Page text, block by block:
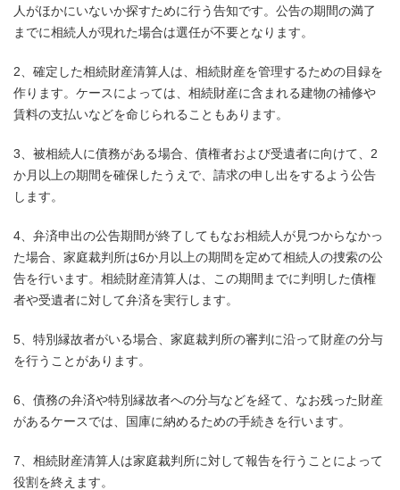
人がほかにいないか探すために行う告知です。公告の期間の満了
までに相続人が現れた場合は選任が不要となります。
2、確定した相続財産清算人は、相続財産を管理するための目録を
作ります。ケースによっては、相続財産に含まれる建物の補修や
賃料の支払いなどを命じられることもあります。
3、被相続人に債務がある場合、債権者および受遺者に向けて、2
か月以上の期間を確保したうえで、請求の申し出をするよう公告
します。
4、弁済申出の公告期間が終了してもなお相続人が見つからなかっ
た場合、家庭裁判所は6か月以上の期間を定めて相続人の捜索の公
告を行います。相続財産清算人は、この期間までに判明した債権
者や受遺者に対して弁済を実行します。
5、特別縁故者がいる場合、家庭裁判所の審判に沿って財産の分与
を行うことがあります。
6、債務の弁済や特別縁故者への分与などを経て、なお残った財産
があるケースでは、国庫に納めるための手続きを行います。
7、相続財産清算人は家庭裁判所に対して報告を行うことによって
役割を終えます。